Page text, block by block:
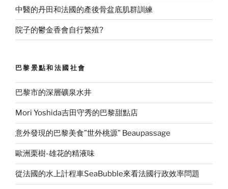
中醫的丹田和法國的產後骨盆底肌群訓練
院子的鬱金香會自行繁殖?
巴黎景點和法國社會
巴黎市的深層礦泉水井
Mori Yoshida吉田守秀的巴黎甜點店
意外發現的巴黎美食”世外桃源” Beaupassage
歐洲栗樹-雄花的精液味
從法國的水上計程車SeaBubble來看法國行政效率問題